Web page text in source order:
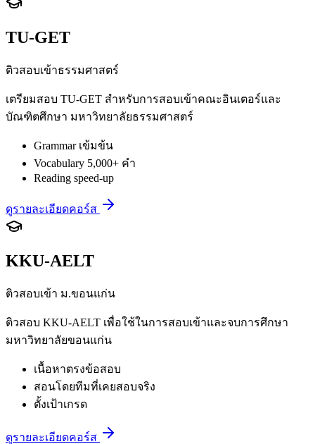
TU-GET
ติวสอบเข้าธรรมศาสตร์
เตรียมสอบ TU-GET สำหรับการสอบเข้าคณะอินเตอร์และ
บัณฑิตศึกษา มหาวิทยาลัยธรรมศาสตร์
Grammar เข้มข้น
Vocabulary 5,000+ คำ
Reading speed-up
ดูรายละเอียดคอร์ส
KKU-AELT
ติวสอบเข้า ม.ขอนแก่น
ติวสอบ KKU-AELT เพื่อใช้ในการสอบเข้าและจบการศึกษา
มหาวิทยาลัยขอนแก่น
เนื้อหาตรงข้อสอบ
สอนโดยทีมที่เคยสอบจริง
ตั้งเป้าเกรด
ดูรายละเอียดคอร์ส